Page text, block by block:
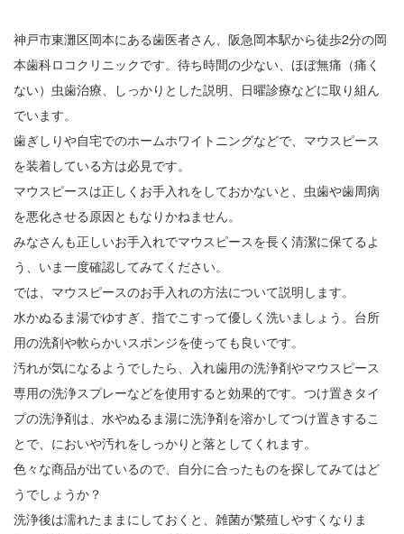
神戸市東灘区岡本にある歯医者さん、阪急岡本駅から徒歩2分の岡
本歯科ロコクリニックです。待ち時間の少ない、ほぼ無痛（痛く
ない）虫歯治療、しっかりとした説明、日曜診療などに取り組ん
でいます。
歯ぎしりや自宅でのホームホワイトニングなどで、マウスピース
を装着している方は必見です。
マウスピースは正しくお手入れをしておかないと、虫歯や歯周病
を悪化させる原因ともなりかねません。
みなさんも正しいお手入れでマウスピースを長く清潔に保てるよ
う、いま一度確認してみてください。
では、マウスピースのお手入れの方法について説明します。
水かぬるま湯でゆすぎ、指でこすって優しく洗いましょう。台所
用の洗剤や軟らかいスポンジを使っても良いです。
汚れが気になるようでしたら、入れ歯用の洗浄剤やマウスピース
専用の洗浄スプレーなどを使用すると効果的です。つけ置きタイ
プの洗浄剤は、水やぬるま湯に洗浄剤を溶かしてつけ置きするこ
とで、においや汚れをしっかりと落としてくれます。
色々な商品が出ているので、自分に合ったものを探してみてはど
うでしょうか？
洗浄後は濡れたままにしておくと、雑菌が繁殖しやすくなりま